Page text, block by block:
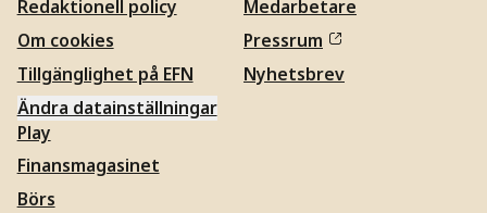
Redaktionell policy
Om cookies
Tillgänglighet på EFN
Ändra datainställningar
Medarbetare
Pressrum
Nyhetsbrev
Play
Finansmagasinet
Börs